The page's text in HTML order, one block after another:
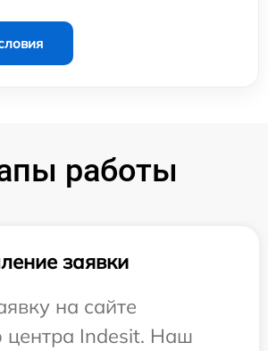
работы
заявки
на сайте
центра Indesit. Наш